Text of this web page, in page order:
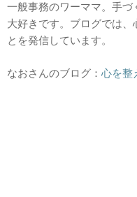
一般事務のワーママ。手
大好きです。ブログでは、
とを発信しています。
なおさんのブログ： 心を整